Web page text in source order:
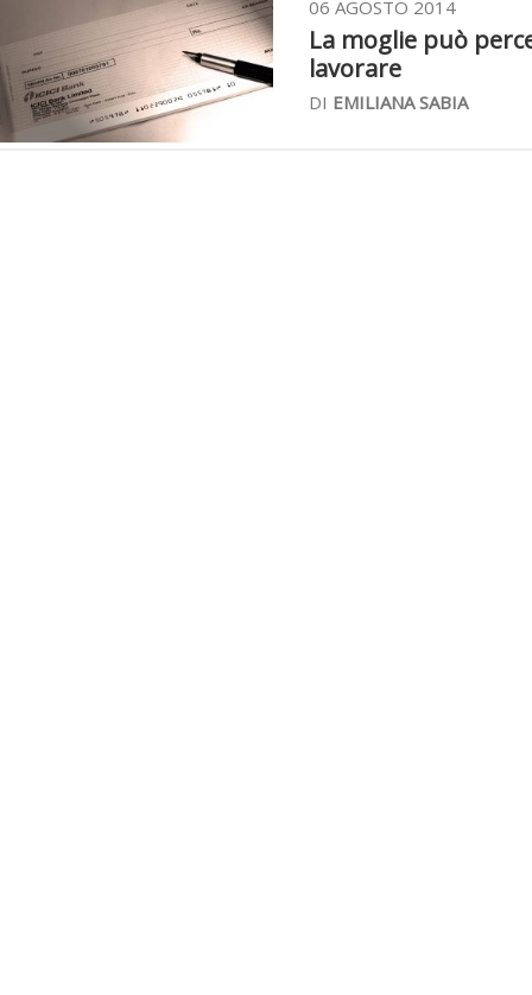
06 AGOSTO 2014
La moglie può
lavorare
DI EMILIANA SABIA